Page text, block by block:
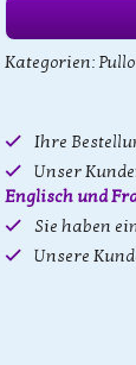
Kategorien:
Ihre
Unser
Englisch und
Sie haben
Unsere